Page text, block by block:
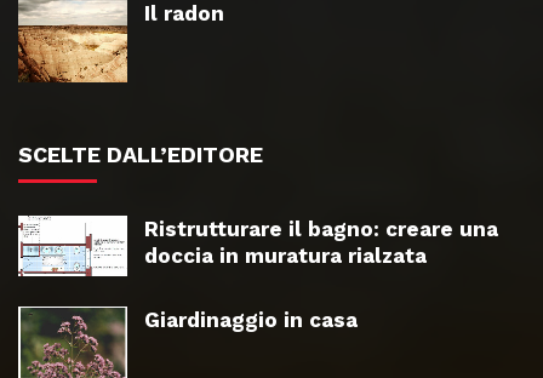
Il radon
SCELTE DALL’EDITORE
Ristrutturare il bagno: creare una
doccia in muratura rialzata
Giardinaggio in casa